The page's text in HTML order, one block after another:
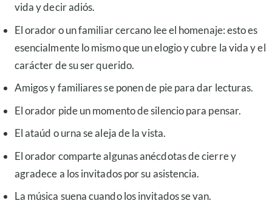
vida y decir adiós.
El orador o un familiar cercano lee el homenaje: esto es
esencialmente lo mismo que un elogio y cubre la vida y el
carácter de su ser querido.
Amigos y familiares se ponen de pie para dar lecturas.
El orador pide un momento de silencio para pensar.
El ataúd o urna se aleja de la vista.
El orador comparte algunas anécdotas de cierre y
agradece a los invitados por su asistencia.
La música suena cuando los invitados se van.